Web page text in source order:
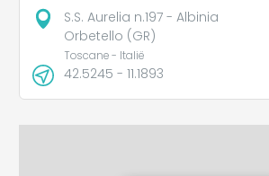
S.S. Aurelia n.197 - Albinia
Orbetello (GR)
Toscane - Italië
42.5245 - 11.1893